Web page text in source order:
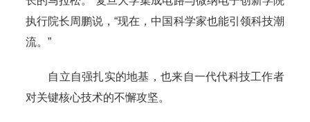
执行院长周鹏说，“现在，中国科学家也能引领科技潮
流。”
自立自强扎实的地基，也来自一代代科技工作者
对关键核心技术的不懈攻坚。